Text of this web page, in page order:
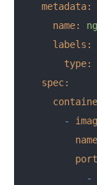
metadata:
name:
labels:
type:
spec:
-
-